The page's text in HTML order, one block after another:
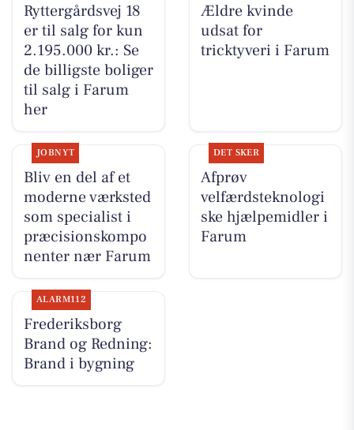
Ryttergårdsvej 18
er til salg for kun
2.195.000 kr.: Se
de billigste boliger
til salg i Farum
her
Ældre kvinde
udsat for
tricktyveri i Farum
JOBNYT
Bliv en del af et
moderne værksted
som specialist i
præcisionskompo
nenter nær Farum
DET SKER
Afprøv
velfærdsteknologi
ske hjælpemidler i
Farum
ALARM112
Frederiksborg
Brand og Redning:
Brand i bygning